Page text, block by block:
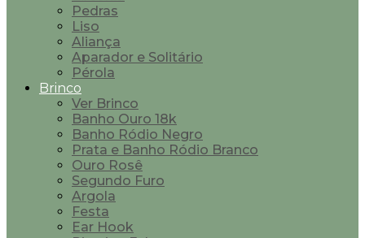
Pedras
Liso
Aliança
Aparador e Solitário
Pérola
Brinco
Ver Brinco
Banho Ouro 18k
Banho Ródio Negro
Prata e Banho Ródio Branco
Ouro Rosê
Segundo Furo
Argola
Festa
Ear Hook